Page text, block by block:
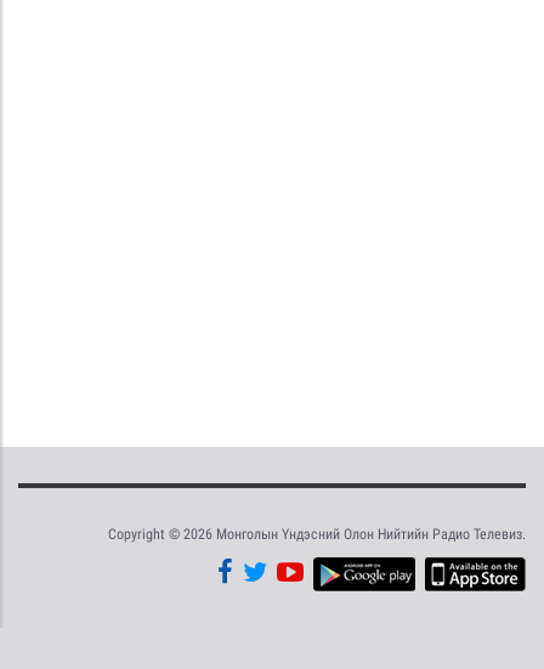
Copyright © 2026 Монголын Үндэсний Олон Нийтийн Радио Телевиз.